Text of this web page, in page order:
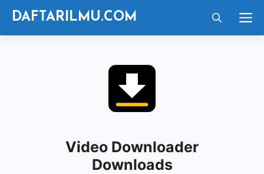
Langsung
DAFTARILMU.COM
Video Downloader
Downloads